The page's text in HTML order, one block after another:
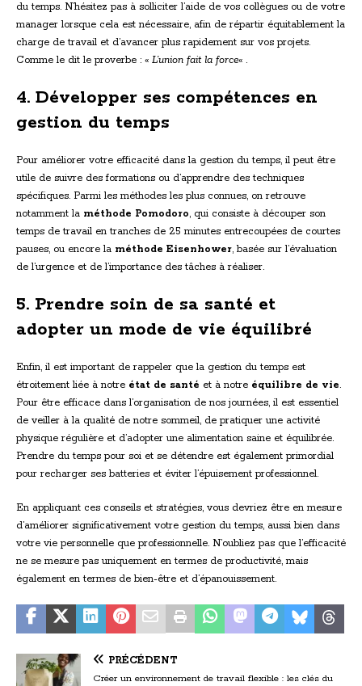
du temps. N’hésitez pas à solliciter l’aide de vos collègues ou de votre
manager lorsque cela est nécessaire, afin de répartir équitablement la
charge de travail et d’avancer plus rapidement sur vos projets.
Comme le dit le proverbe : « L’union fait la force« .
4. Développer ses compétences en
gestion du temps
Pour améliorer votre efficacité dans la gestion du temps, il peut être
utile de suivre des formations ou d’apprendre des techniques
spécifiques. Parmi les méthodes les plus connues, on retrouve
notamment la méthode Pomodoro, qui consiste à découper son
temps de travail en tranches de 25 minutes entrecoupées de courtes
pauses, ou encore la méthode Eisenhower, basée sur l’évaluation
de l’urgence et de l’importance des tâches à réaliser.
5. Prendre soin de sa santé et
adopter un mode de vie équilibré
Enfin, il est important de rappeler que la gestion du temps est
étroitement liée à notre état de santé et à notre équilibre de vie.
Pour être efficace dans l’organisation de nos journées, il est essentiel
de veiller à la qualité de notre sommeil, de pratiquer une activité
physique régulière et d’adopter une alimentation saine et équilibrée.
Prendre du temps pour soi et se détendre est également primordial
pour recharger ses batteries et éviter l’épuisement professionnel.
En appliquant ces conseils et stratégies, vous devriez être en mesure
d’améliorer significativement votre gestion du temps, aussi bien dans
votre vie personnelle que professionnelle. N’oubliez pas que l’efficacité
ne se mesure pas uniquement en termes de productivité, mais
également en termes de bien-être et d’épanouissement.
PRÉCÉDENT
Créer un environnement de travail flexible : les clés du